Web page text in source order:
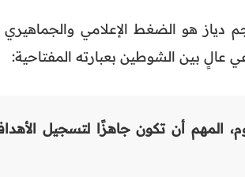
هو الضغط الإعلامي والجماهيري
عالٍ بين الشوطين بعبارته المفتاحية:
المهم أن تكون جاهزًا لتسجيل